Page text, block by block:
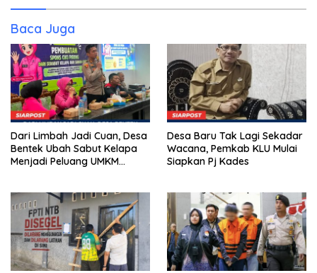
Baca Juga
Dari Limbah Jadi Cuan, Desa
Bentek Ubah Sabut Kelapa
Menjadi Peluang UMKM
Desa Baru Tak Lagi Sekadar
Wacana, Pemkab KLU Mulai
Siapkan Pj Kades